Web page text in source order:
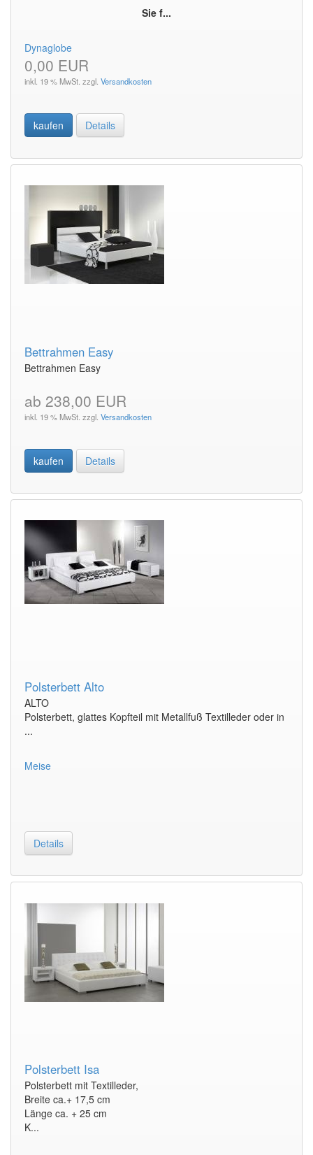
Sie f...
Dynaglobe
0,00 EUR
inkl. 19 % MwSt. zzgl. Versandkosten
kaufen Details
Bettrahmen Easy
Bettrahmen Easy
ab 238,00 EUR
inkl. 19 % MwSt. zzgl. Versandkosten
kaufen Details
Polsterbett Alto
ALTO
Polsterbett, glattes Kopfteil mit Metallfuß Textilleder oder in
...
Meise
Details
Polsterbett Isa
Polsterbett mit Textilleder,
Breite ca.+ 17,5 cm
Länge ca. + 25 cm
K...